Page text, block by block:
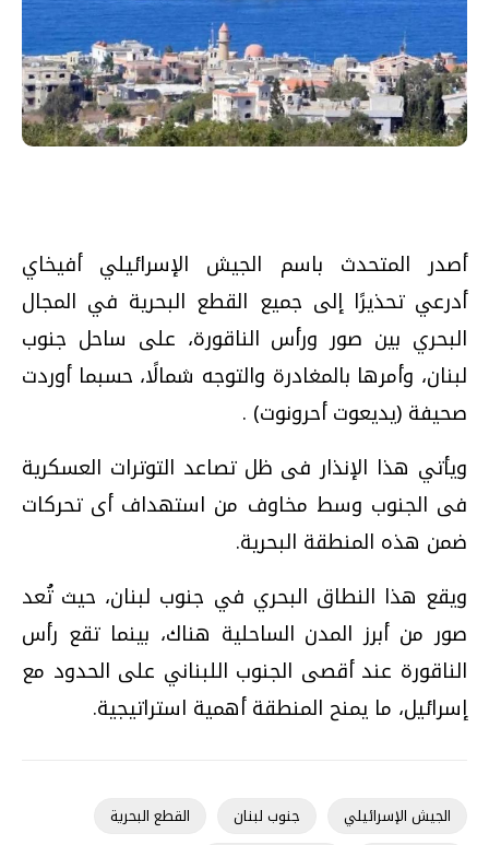
أصدر المتحدث باسم الجيش الإسرائيلي أفيخاي
أدرعي تحذيرًا إلى جميع القطع البحرية في المجال
البحري بين صور ورأس الناقورة، على ساحل جنوب
لبنان، وأمرها بالمغادرة والتوجه شمالًا، حسبما أوردت
صحيفة (يديعوت أحرونوت) .
ويأتي هذا الإنذار فى ظل تصاعد التوترات العسكرية
فى الجنوب وسط مخاوف من استهداف أى تحركات
ضمن هذه المنطقة البحرية.
ويقع هذا النطاق البحري في جنوب لبنان، حيث تُعد
صور من أبرز المدن الساحلية هناك، بينما تقع رأس
الناقورة عند أقصى الجنوب اللبناني على الحدود مع
إسرائيل، ما يمنح المنطقة أهمية استراتيجية.
الجيش الإسرائيلي جنوب لبنان
القطع البحرية